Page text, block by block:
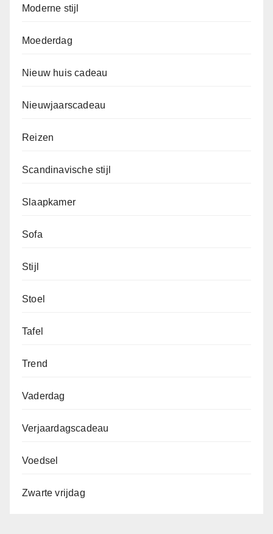
Moderne stijl
Moederdag
Nieuw huis cadeau
Nieuwjaarscadeau
Reizen
Scandinavische stijl
Slaapkamer
Sofa
Stijl
Stoel
Tafel
Trend
Vaderdag
Verjaardagscadeau
Voedsel
Zwarte vrijdag